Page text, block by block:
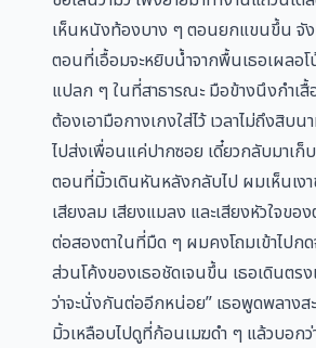
เห็นหนังท้องบาง ๆ ตอนยกแขนขึ้น จั
ตอนที่เอื้อมจะหยิบน้ำจากพื้นเธอเผลอ
แปลก ๆ ในที่สาธารณะ มือข้างนึงกำเ
ต้องเอามือกางเกงใส่ไว้ เวลาไม่ถึงสิ
ไปส่งเพื่อนแค่ปากซอย เดี๋ยวกลับมาเก็
ตอนที่มิ้วเดินหันหลังกลับไป ผมเห็นเ
เสียงลม เสียงแมลง และเสียงหัวใจข
ต่อสองตาในที่มืด ๆ ผมคงโถมเข้าไปกด
ส่วนโค้งของเธอชัดเจนขึ้น เธอเดินต
ว่าจะนั่งกันต่ออีกหน่อย” เธอพูดพลาง
มิ้วเหลือบไปดูที่ก้อนเมฆดำ ๆ แล้วบอก